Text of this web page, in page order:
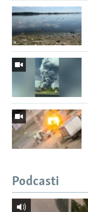
Podcasti